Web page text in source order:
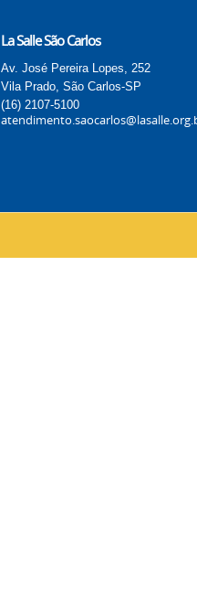
La Salle São Carlos
Av. José Pereira Lopes, 252
Vila Prado, São Carlos-SP
(16) 2107-5100